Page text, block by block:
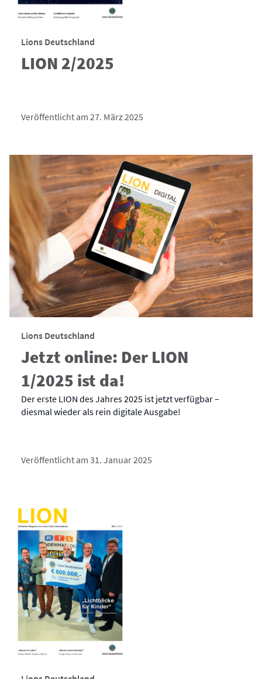
Lions Deutschland
LION 2/2025
Veröffentlicht am 27. März 2025
Lions Deutschland
Jetzt online: Der LION
1/2025 ist da!
Der erste LION des Jahres 2025 ist jetzt verfügbar –
diesmal wieder als rein digitale Ausgabe!
Veröffentlicht am 31. Januar 2025